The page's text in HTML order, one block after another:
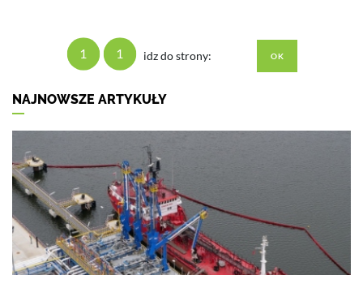
1 1 idz do strony:
NAJNOWSZE ARTYKUŁY